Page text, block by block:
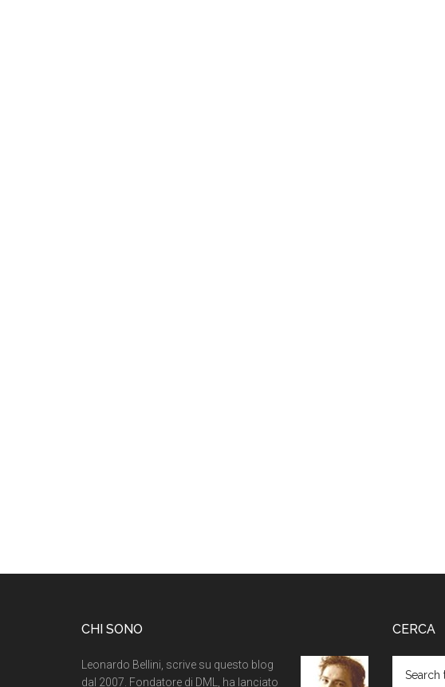
CHI SONO
Leonardo Bellini, scrive su questo blog
dal 2007. Fondatore di DML, ha lanciato
CERCA